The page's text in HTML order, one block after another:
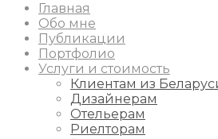
Главная
Обо мне
Публикации
Портфолио
Услуги и стоимость
Клиентам из
Дизайнерам
Отельерам
Риелторам